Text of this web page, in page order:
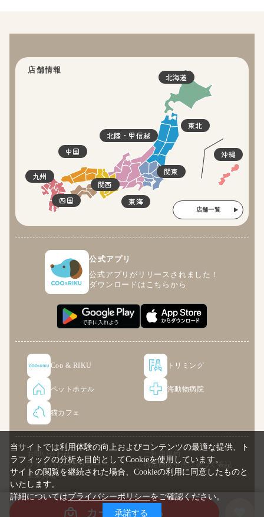
カートに入れる
店舗情報
北海道
東北
関東
北陸・甲信越
東海
関西
四国
中国
九州
沖縄
店舗一覧
公式アプリ
公式アプリがリリースされました！
ダウンロードはこちらから
Coo & RIKU トリミング
ペットホテル 海動物病院
猫カフェ
お問い合わせ
ご利用規約
プライバシーポリシー
特定商取引法に基づく表記
企業情報
© COO PREMIUM ONLINE
当サイトでは利用体験の向上およびコンテンツの最適な提供、ト
ラフィックの分析を目的としてCookieを使用しています。
サイトの閲覧を継続された場合、Cookieの利用に同意したものと
いたします。
詳細についてはプライバシーポリシーをご確認ください。
承諾する